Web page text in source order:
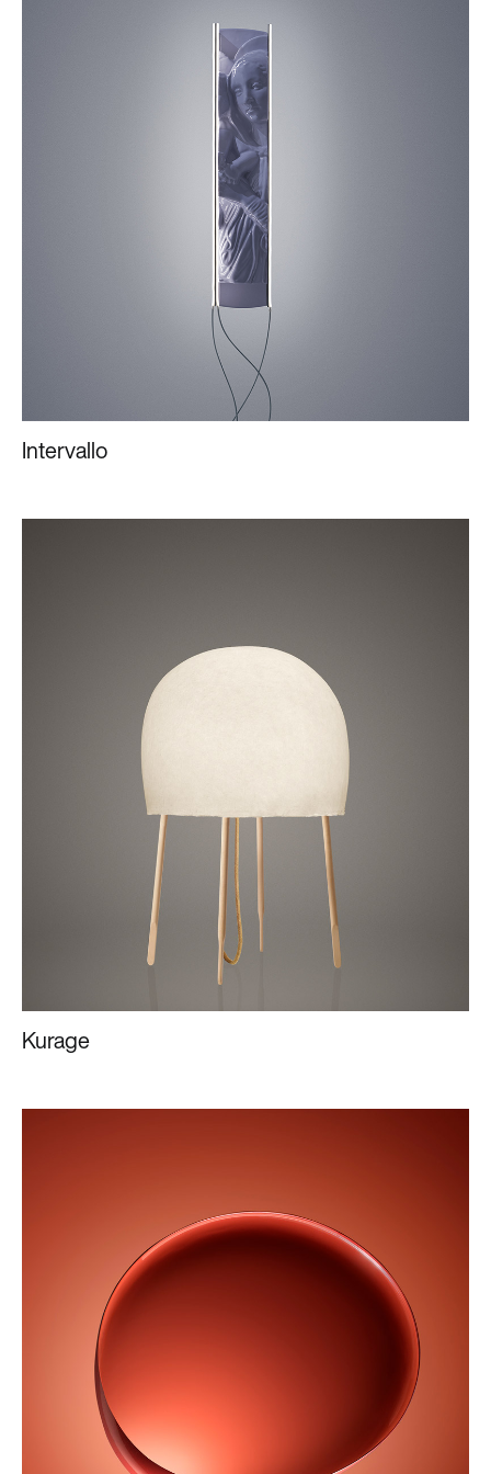
Intervallo
Kurage